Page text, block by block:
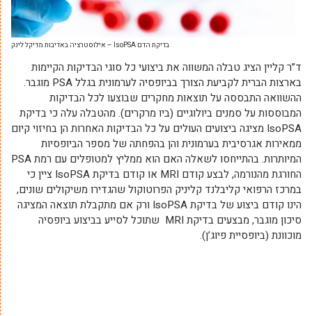
בדיקת הדם IsoPSA – אילוסטרציה באדיבות מדיקל לינק
ד”ר קליין הציג טבלה המשווה את ביצועי כל סוגי הבדיקות הקיימות
בארצות הברית לקביעת הצורך בביופסיה לערמונית בגלל PSA מוגבר.
ההשוואה התבססה על תוצאות מחקרים שבוצעו לכל הבדיקות
המבוססות על סמנים ביולוגיים (ביו מרקרים). מהטבלה עלה כי בדיקת
IsoPSA מציגה ביצועים העולים על כל הבדיקות האחרות הן בחיזוי קיום
ממאירות אגרסיבית בערמונית והן בהפחתה של מספר הביופסיות
המיותרות.
בהתייחסו לשאלה האם הוא ממליץ למטופלים עם רמת PSA
החורגת מהנורמה, לבצע קודם MRI או קודם בדיקת IsoPSA ציין כי
במרכז הרפואי קליבלנד קליניק הפרוטוקול שהגדירו משיקולים שונים,
הינו קודם ביצוע של בדיקת IsoPSA ו
רק אם מתקבלת תוצאה המציגה
סיכון מוגבר, מבצעים בדיקת MRI שתוכל לסייע בביצוע ביופסיה
מוכוונת (ביופסיית פיוג’ן).